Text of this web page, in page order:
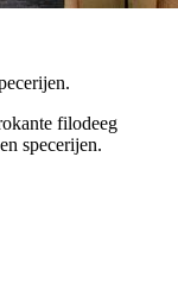
filodeeg
specerijen.